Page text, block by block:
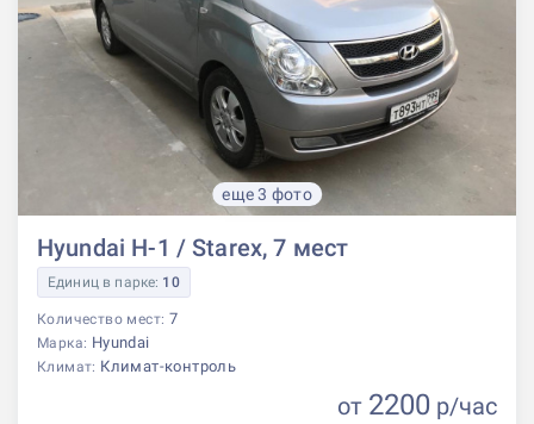
еще 3 фото
Hyundai H-1 / Starex, 7 мест
Единиц в парке: 10
Количество мест: 7
Марка: Hyundai
Климат: Климат-контроль
от 2200 р/час